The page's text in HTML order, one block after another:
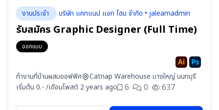
งานประจำ บริษัท แคทแนป แอท โฮม จำกัด • jalearnadmin
รับสมัคร Graphic Designer (Full Time)
ออกแบบ
ทำงานที่บ้านผสมออฟฟิศ
Catnap Warehouse บางใหญ่ นนทบุรี
เริ่มต้น 0.- /เดือนโพสต์ 2 years ago 6 0 637